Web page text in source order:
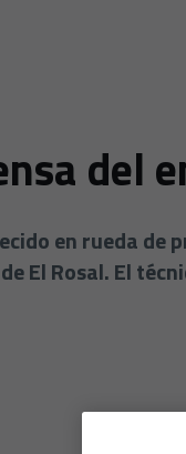
del
en rueda
El Rosal. El